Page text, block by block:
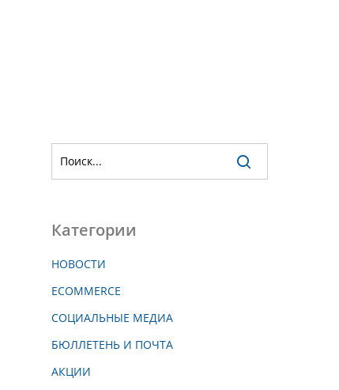
Категории
НОВОСТИ
ECOMMERCE
СОЦИАЛЬНЫЕ МЕДИА
БЮЛЛЕТЕНЬ И ПОЧТА
АКЦИИ